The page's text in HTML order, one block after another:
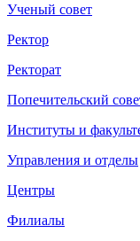
Ученый совет
Ректор
Ректорат
Попечительский
Институты и
Управления и отделы
Центры
Филиалы